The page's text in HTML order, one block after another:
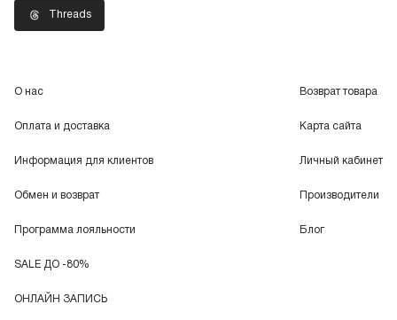
Threads
О нас
Оплата и доставка
Информация для клиентов
Обмен и возврат
Программа лояльности
SALE ДО -80%
ОНЛАЙН ЗАПИСЬ
Возврат товара
Карта сайта
Личный кабинет
Производители
Блог